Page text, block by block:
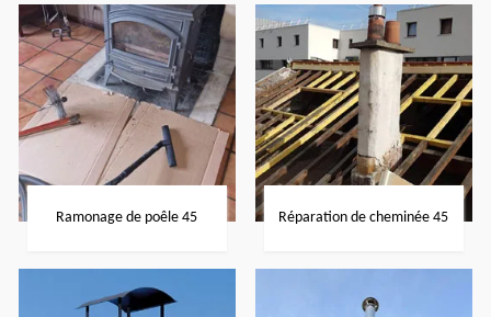
Ramonage de poêle 45 Réparation de cheminée 45